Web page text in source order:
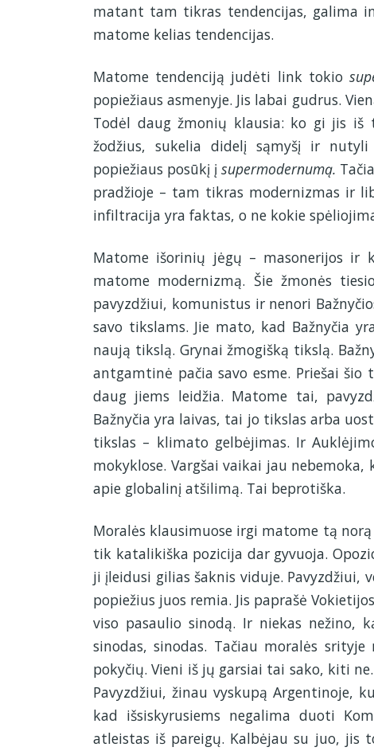
matant tam tikras tendencijas, galima
matome kelias tendencijas.
Matome tendenciją judėti link tokio
popiežiaus asmenyje. Jis labai gudrus.
Todėl daug žmonių klausia: ko gi jis iš
žodžius, sukelia didelį sąmyšį ir
popiežiaus posūkį į supermodernumą.
pradžioje – tam tikras modernizmas ir
infiltracija yra faktas, o ne kokie
Matome išorinių jėgų – masonerijos ir
matome modernizmą. Šie žmonės
pavyzdžiui, komunistus ir nenori
savo tikslams. Jie mato, kad Bažnyčia
naują tikslą. Grynai žmogišką tikslą.
antgamtinė pačia savo esme. Priešai
daug jiems leidžia. Matome tai,
Bažnyčia yra laivas, tai jo tikslas arba
tikslas – klimato gelbėjimas. Ir
mokyklose. Vargšai vaikai jau
apie globalinį atšilimą. Tai beprotiška.
Moralės klausimuose irgi matome tą
tik katalikiška pozicija dar gyvuoja.
ji įleidusi gilias šaknis viduje.
popiežius juos remia. Jis paprašė
viso pasaulio sinodą. Ir niekas nežino,
sinodas, sinodas. Tačiau moralės
pokyčių. Vieni iš jų garsiai tai sako, kiti
Pavyzdžiui, žinau vyskupą Argentinoje,
kad išsiskyrusiems negalima duoti
atleistas iš pareigų. Kalbėjau su juo, jis